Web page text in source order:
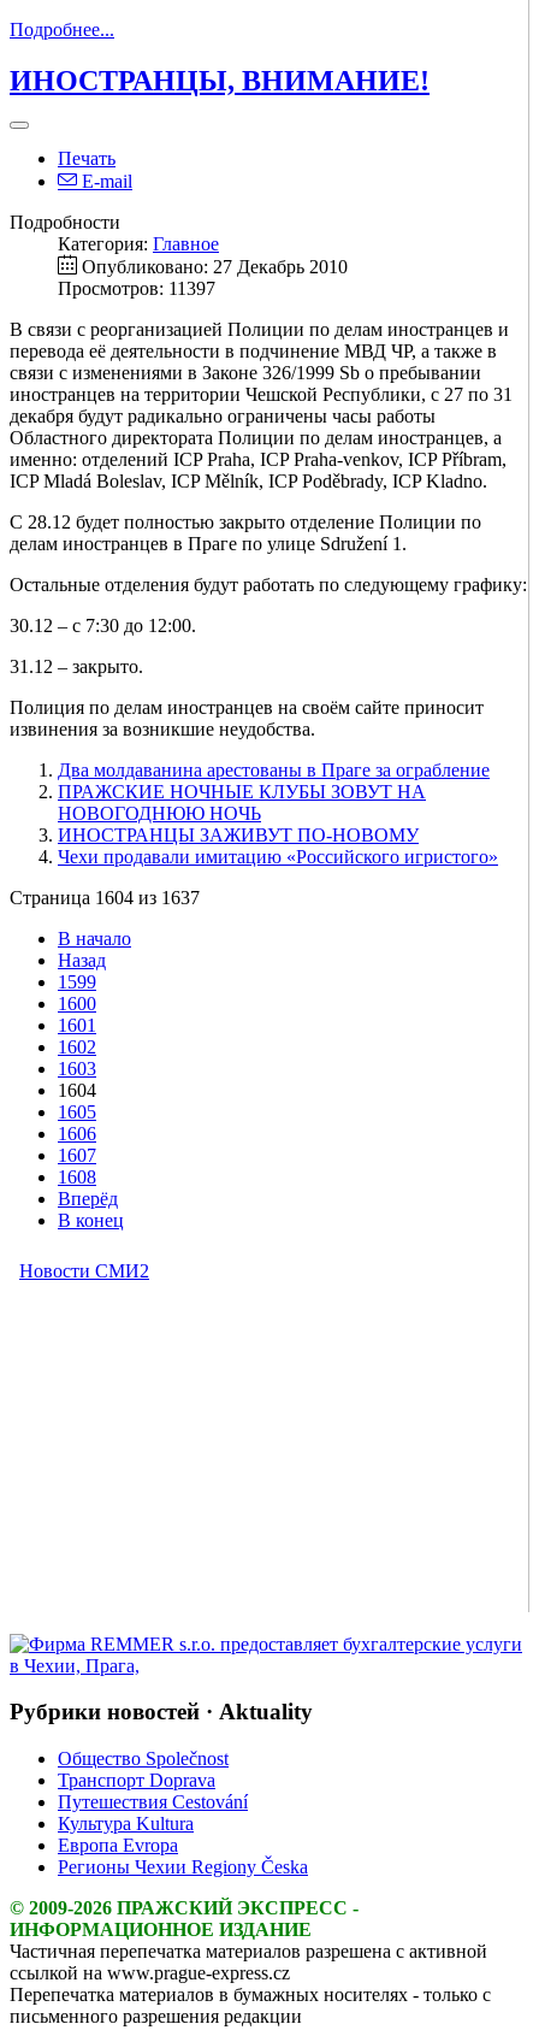
Подробнее...
ИНОСТРАНЦЫ, ВНИМАНИЕ!
Печать
E-mail
Подробности
Категория: Главное
Опубликовано: 27 Декабрь 2010
Просмотров: 11397
В связи с реорганизацией Полиции по делам иностранцев и
перевода её деятельности в подчинение МВД ЧР, а также в
связи с изменениями в Законе 326/1999 Sb о пребывании
иностранцев на территории Чешской Республики, с 27 по 31
декабря будут радикально ограничены часы работы
Областного директората Полиции по делам иностранцев, а
именно: отделений ICP Praha, ICP Praha-venkov, ICP Příbram,
ICP Mladá Boleslav, ICP Mělník, ICP Poděbrady, ICP Kladno.
С 28.12 будет полностью закрыто отделение Полиции по
делам иностранцев в Праге по улице Sdružení 1.
Остальные отделения будут работать по следующему графику:
30.12 – с 7:30 до 12:00.
31.12 – закрыто.
Полиция по делам иностранцев на своём сайте приносит
извинения за возникшие неудобства.
Два молдаванина арестованы в Праге за ограбление
ПРАЖСКИЕ НОЧНЫЕ КЛУБЫ ЗОВУТ НА
НОВОГОДНЮЮ НОЧЬ
ИНОСТРАНЦЫ ЗАЖИВУТ ПО-НОВОМУ
Чехи продавали имитацию «Российского игристого»
Страница 1604 из 1637
В начало
Назад
1599
1600
1601
1602
1603
1604
1605
1606
1607
1608
Вперёд
В конец
Рубрики новостей · Aktuality
Общество Společnost
Транспорт Doprava
Путешествия Cestování
Культура Kultura
Европа Evropa
Регионы Чехии Regiony Česka
© 2009-2026 ПРАЖСКИЙ ЭКСПРЕСС -
ИНФОРМАЦИОННОЕ ИЗДАНИЕ
Частичная перепечатка материалов разрешена с активной
ссылкой на www.prague-express.cz
Перепечатка материалов в бумажных носителях - только с
письменного разрешения редакции